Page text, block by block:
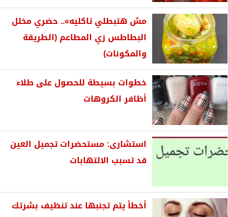
مش هتبطلي تاكليه».. حضري مخلل
البطاطس زي المطاعم (الطريقة
والمكونات)
خطوات بسيطة للحصول على طلاء
أظافر الكروهات
استشارى: مستحضرات تجميل العين
قد تسبب الالتهابات
أخطأ يتم تجنبها عند تنظيف بشرتك